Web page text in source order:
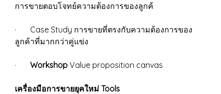
การขายตอบโจทย์ความต้องการของลูกค้
· Case Study การขายที่ตรงกับความต้องการของ
ลูกค้าที่มากกว่าคู่แข่ง
· Workshop Value proposition canvas
เครื่องมือการขายยุคใหม่ Tools